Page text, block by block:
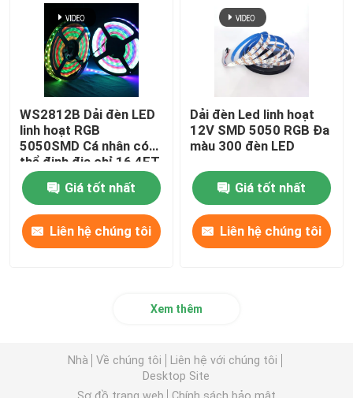
WS2812B Dải đèn LED
linh hoạt RGB
5050SMD Cá nhân có
thể định địa chỉ 16,4FT
60Pixels/M 300Pixels
Đen PCB đủ màu
Giá tốt nhất
Liên hệ chúng tôi
Dải đèn Led linh hoạt
12V SMD 5050 RGB Đa
màu 300 đèn LED
Giá tốt nhất
Liên hệ chúng tôi
Xem thêm
Nhà Về chúng tôi
Liên hệ với chúng tôi
Desktop Site
Sơ đồ trang web
Chính sách bảo mật